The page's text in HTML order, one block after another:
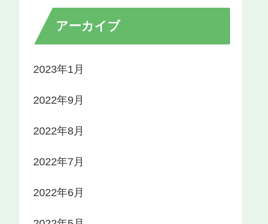
アーカイブ
2023年1月
2022年9月
2022年8月
2022年7月
2022年6月